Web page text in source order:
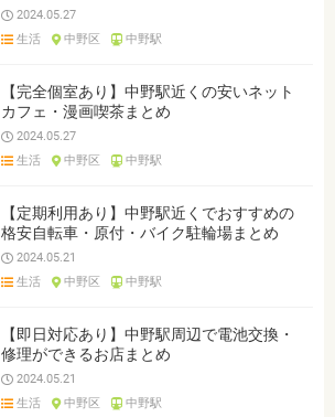
2024.05.27
生活
中野区 中野駅
【完全個室あり】中野駅近くの安いネット
カフェ・漫画喫茶まとめ
2024.05.27
生活
中野区 中野駅
【定期利用あり】中野駅近くでおすすめの
格安自転車・原付・バイク駐輪場まとめ
2024.05.21
生活
中野区 中野駅
【即日対応あり】中野駅周辺で電池交換・
修理ができるお店まとめ
2024.05.21
生活
中野区 中野駅